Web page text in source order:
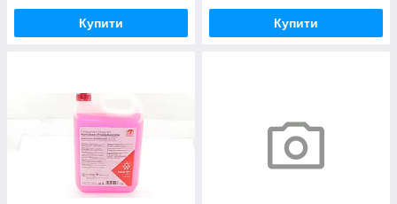
Купити Купити